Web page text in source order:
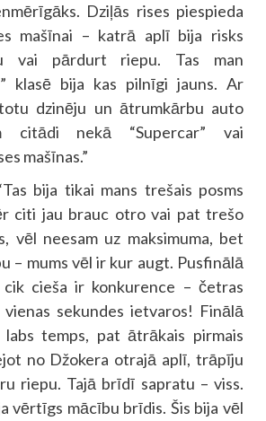
Dziļās rises piespieda
mašīnai – katrā aplī bija risks
vai pārdurt riepu. Tas man
klasē bija kas pilnīgi jauns. Ar
dzinēju un ātrumkārbu auto
citādi nekā “Supercar” vai
mašīnas.”
bija tikai mans trešais posms
citi jau brauc otro vai pat trešo
vēl neesam uz maksimuma, bet
– mums vēl ir kur augt. Pusfinālā
cik cieša ir konkurence – četras
vienas sekundes ietvaros! Finālā
temps, pat ātrākais pirmais
no Džokera otrajā aplī, trāpīju
riepu. Tajā brīdī sapratu – viss.
vērtīgs mācību brīdis. Šis bija vēl